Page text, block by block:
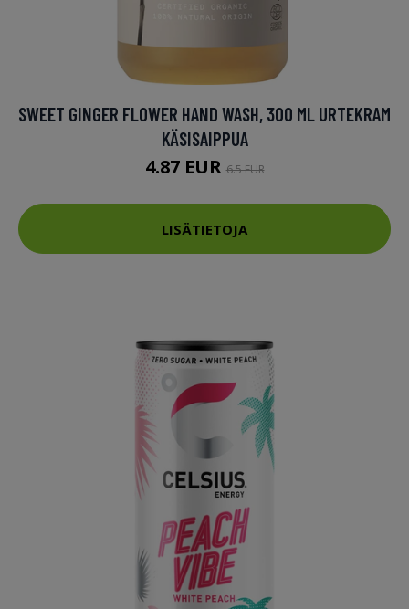
SWEET GINGER FLOWER HAND WASH, 300 ML URTEKRAM
KÄSISAIPPUA
4.87 EUR6.5 EUR
LISÄTIETOJA